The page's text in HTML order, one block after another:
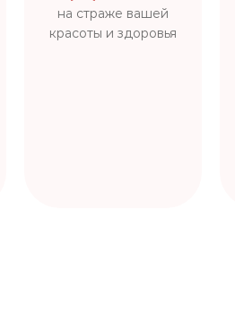
на страже вашей
красоты и здоровья